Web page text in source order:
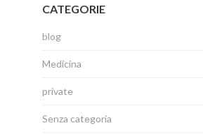
CATEGORIE
blog
Medicina
private
Senza categoria